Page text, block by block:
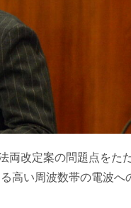
改定案の問題点をた
高い周波数帯の電波へ